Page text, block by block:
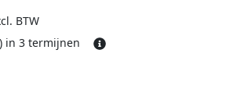
BTW
in 3 termijnen